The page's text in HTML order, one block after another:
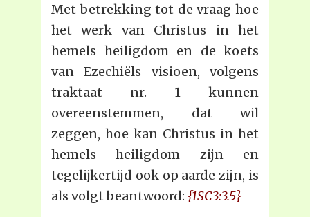
Met betrekking tot de vraag hoe
het werk van Christus in het
hemels heiligdom en de koets
van Ezechiëls visioen, volgens
traktaat nr. 1 kunnen
overeenstemmen, dat wil
zeggen, hoe kan Christus in het
hemels heiligdom zijn en
tegelijkertijd ook op aarde zijn, is
als volgt beantwoord: {1SC3:3.5}